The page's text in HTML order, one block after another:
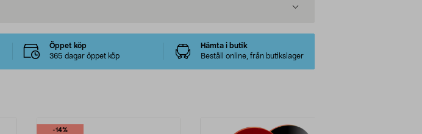
Öppet köp
365 dagar öppet köp
Hämta i butik
Beställ online, från butikslager
-14%